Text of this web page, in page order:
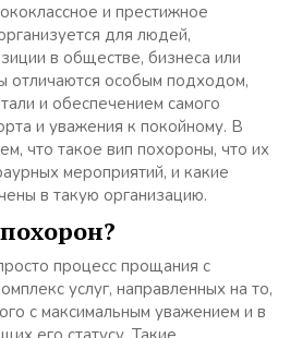
и престижное
для людей,
в обществе, бизнеса или
отличаются особым подходом,
и обеспечением самого
и уважения к покойному. В
что такое вип похороны, что их
мероприятий, и какие
в такую организацию.
процесс прощания с
услуг, направленных на то,
с максимальным уважением и в